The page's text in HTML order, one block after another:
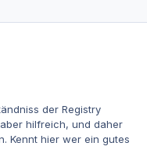
der Registry
hilfreich, und daher
Kennt hier wer ein gutes